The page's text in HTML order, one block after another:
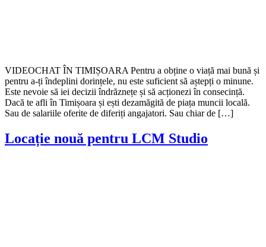
VIDEOCHAT ÎN TIMIȘOARA Pentru a obține o viață mai bună și
pentru a-ți îndeplini dorințele, nu este suficient să aștepți o minune.
Este nevoie să iei decizii îndrăznețe și să acționezi în consecință.
Dacă te afli în Timișoara și ești dezamăgită de piața muncii locală.
Sau de salariile oferite de diferiți angajatori. Sau chiar de […]
Locație nouă pentru LCM Studio